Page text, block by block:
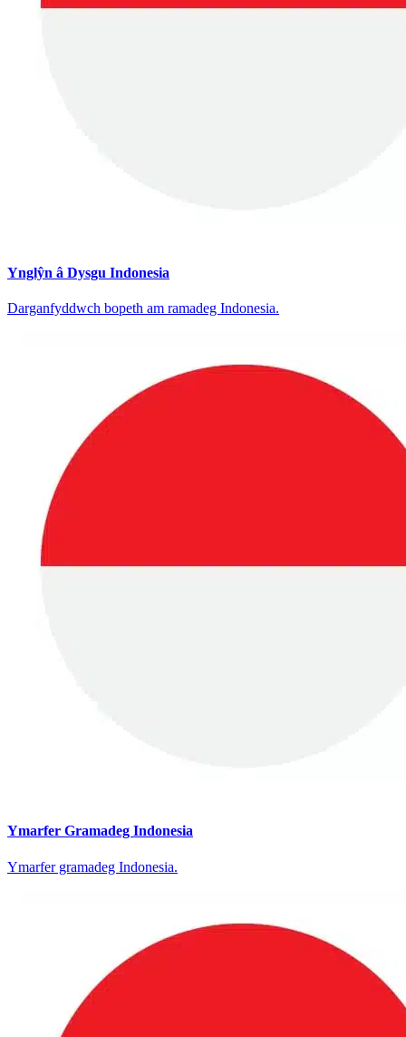
Ynglŷn â Dysgu Indonesia
Darganfyddwch bopeth am ramadeg Indonesia.
Ymarfer Gramadeg Indonesia
Ymarfer gramadeg Indonesia.